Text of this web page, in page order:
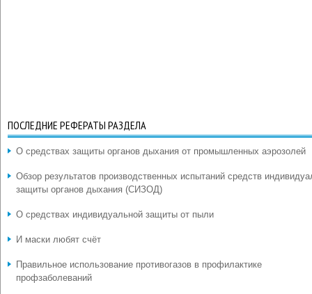
ПОСЛЕДНИЕ РЕФЕРАТЫ РАЗДЕЛА
О средствах защиты органов дыхания от промышленных аэрозолей
Обзор результатов производственных испытаний средств
защиты органов дыхания (СИЗОД)
О средствах индивидуальной защиты от пыли
И маски любят счёт
Правильное использование противогазов в профилактике
профзаболеваний